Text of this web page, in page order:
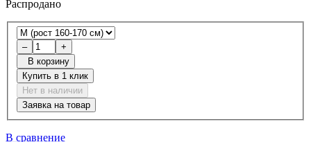
Распродано
–
+
В корзину
Купить в 1 клик
Нет в наличии
Заявка на товар
В сравнение